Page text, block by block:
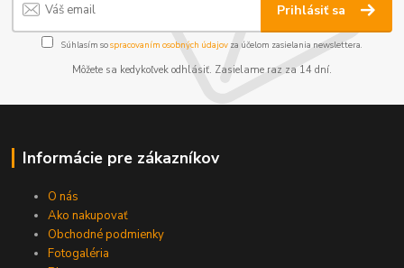
Prihlásiť sa
Súhlasím sospracovaním osobných údajov za účelom zasielania newslettera.
Môžete sa kedykoľvek odhlásiť. Zasielame raz za 14 dní.
Informácie pre zákazníkov
O nás
Ako nakupovať
Obchodné podmienky
Fotogaléria